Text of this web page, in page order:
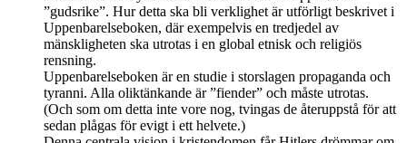
”gudsrike”. Hur detta ska bli verklighet är utförligt beskrivet i
Uppenbarelseboken, där exempelvis en tredjedel av
mänskligheten ska utrotas i en global etnisk och religiös
rensning.
Uppenbarelseboken är en studie i storslagen propaganda och
tyranni. Alla oliktänkande är ”fiender” och måste utrotas.
(Och som om detta inte vore nog, tvingas de återuppstå för att
sedan plågas för evigt i ett helvete.)